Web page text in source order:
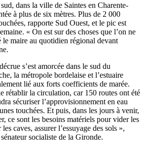
dans la ville de Saintes en Charente-
à plus de six mètres. Plus de 2 000
rapporte Sud Ouest, et le pic est
« On est sur des choses que l’on ne
maire au quotidien régional devant
s’est amorcée dans le sud du
la métropole bordelaise et l’estuaire
lié aux forts coefficients de marée.
rétablir la circulation, car 150 routes ont été
sécuriser l’approvisionnement en eau
touchées. Et puis, dans les jours à venir,
ce sont les besoins matériels pour vider les
caves, assurer l’essuyage des sols »,
socialiste de la Gironde.